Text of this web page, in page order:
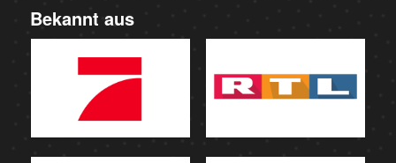
Bekannt aus